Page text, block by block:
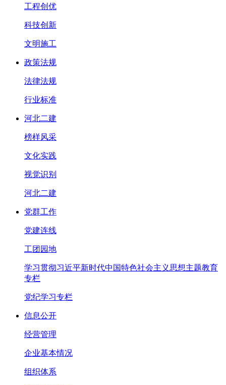
工程创优
科技创新
文明施工
政策法规
法律法规
行业标准
河北二建
榜样风采
文化实践
视觉识别
河北二建
党群工作
党建连线
工团园地
学习贯彻习近平新时代中国特色社会主义思想主题教育
专栏
党纪学习专栏
信息公开
经营管理
企业基本情况
组织体系